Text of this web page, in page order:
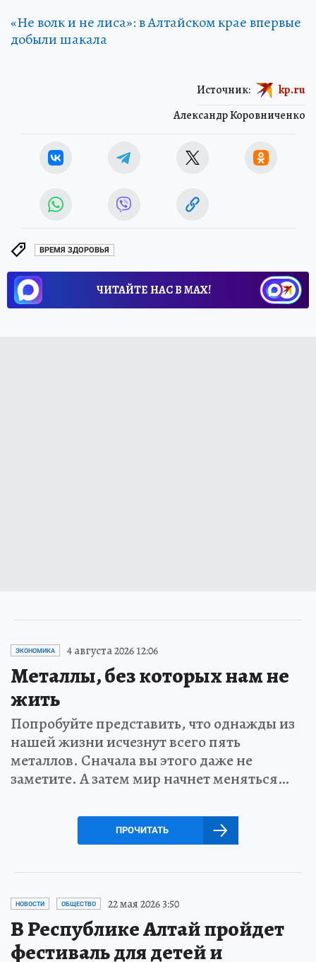
«Не волк и не лиса»: в Алтайском крае впервые
добыли шакала
Александр Коровниченко
Источник: kp.ru
ВРЕМЯ ЗДОРОВЬЯ
ЧИТАЙТЕ НАС В МАХ!
ЭКОНОМИКА 4 августа 2026 12:06
Металлы, без которых нам не
жить
Попробуйте представить, что однажды из
нашей жизни исчезнут всего пять
металлов. Сначала вы этого даже не
заметите. А затем мир начнет меняться…
ПРОЧИТАТЬ
НОВОСТИ ОБЩЕСТВО 22 мая 2026 3:50
В Республике Алтай пройдет
фестиваль для детей и